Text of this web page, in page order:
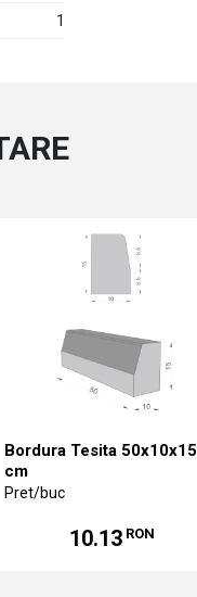
1
Bordura Tesita 50x10x15
cm
Pret/buc
10.13 RON